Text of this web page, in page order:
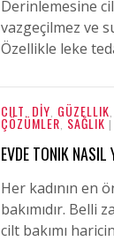
Derinlemesine
vazgeçilmez ve
Özellikle leke
CILT DİY GÜZELLIK
ÇÖZÜMLER SAĞLIK
EVDE TONIK NASIL
Her kadının en
bakımıdır. Belli
cilt bakımı